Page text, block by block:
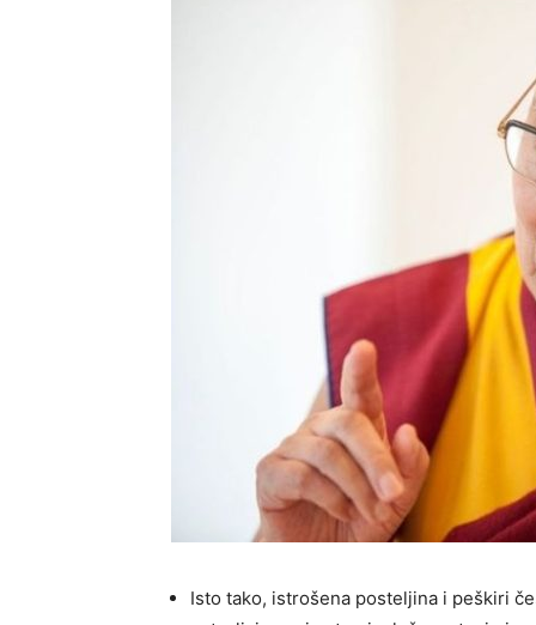
Isto tako, istrošena posteljina i peškiri